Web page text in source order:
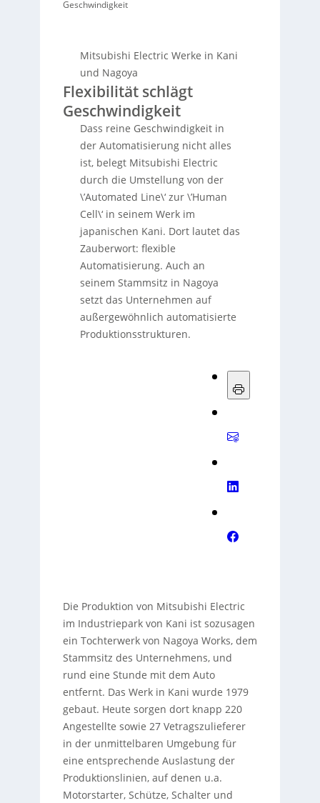
Geschwindigkeit
Mitsubishi Electric Werke in Kani
und Nagoya
Flexibilität schlägt
Geschwindigkeit
Dass reine Geschwindigkeit in
der Automatisierung nicht alles
ist, belegt Mitsubishi Electric
durch die Umstellung von der
\’Automated Line\‘ zur \’Human
Cell\‘ in seinem Werk im
japanischen Kani. Dort lautet das
Zauberwort: flexible
Automatisierung. Auch an
seinem Stammsitz in Nagoya
setzt das Unternehmen auf
außergewöhnlich automatisierte
Produktionsstrukturen.
Die Produktion von Mitsubishi Electric
im Industriepark von Kani ist sozusagen
ein Tochterwerk von Nagoya Works, dem
Stammsitz des Unternehmens, und
rund eine Stunde mit dem Auto
entfernt. Das Werk in Kani wurde 1979
gebaut. Heute sorgen dort knapp 220
Angestellte sowie 27 Vetragszulieferer
in der unmittelbaren Umgebung für
eine entsprechende Auslastung der
Produktionslinien, auf denen u.a.
Motorstarter, Schütze, Schalter und